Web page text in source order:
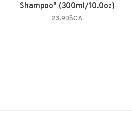
Shampoo" (300ml/10.0oz)
23,90$CA